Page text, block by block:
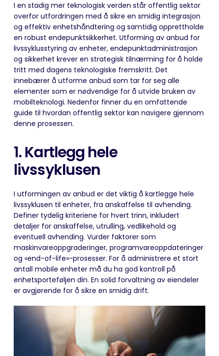
I en stadig mer teknologisk verden står offentlig sektor
overfor utfordringen med å sikre en smidig integrasjon
og effektiv enhetshåndtering og samtidig opprettholde
en robust endepunktsikkerhet. Utforming av anbud for
livssyklusstyring av enheter, endepunktadministrasjon
og sikkerhet krever en strategisk tilnærming for å holde
tritt med dagens teknologiske fremskritt. Det
innebærer å utforme anbud som tar for seg alle
elementer som er nødvendige for å utvide bruken av
mobilteknologi. Nedenfor finner du en omfattende
guide til hvordan offentlig sektor kan navigere gjennom
denne prosessen.
1. Kartlegg hele
livssyklusen
I utformingen av anbud er det viktig å kartlegge hele
livssyklusen til enheter, fra anskaffelse til avhending.
Definer tydelig kriteriene for hvert trinn, inkludert
detaljer for anskaffelse, utrulling, vedlikehold og
eventuell avhending. Vurder faktorer som
maskinvareoppgraderinger, programvareoppdateringer
og «end-of-life»-prosesser. For å administrere et stort
antall mobile enheter må du ha god kontroll på
enhetsporteføljen din. En solid forvaltning av eiendeler
er avgjørende for å sikre en smidig drift.